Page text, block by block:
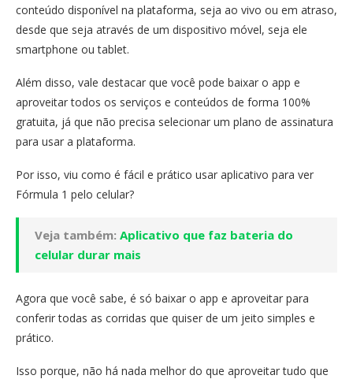
conteúdo disponível na plataforma, seja ao vivo ou em atraso,
desde que seja através de um dispositivo móvel, seja ele
smartphone ou tablet.
Além disso, vale destacar que você pode baixar o app e
aproveitar todos os serviços e conteúdos de forma 100%
gratuita, já que não precisa selecionar um plano de assinatura
para usar a plataforma.
Por isso, viu como é fácil e prático usar aplicativo para ver
Fórmula 1 pelo celular?
Veja também: Aplicativo que faz bateria do
celular durar mais
Agora que você sabe, é só baixar o app e aproveitar para
conferir todas as corridas que quiser de um jeito simples e
prático.
Isso porque, não há nada melhor do que aproveitar tudo que